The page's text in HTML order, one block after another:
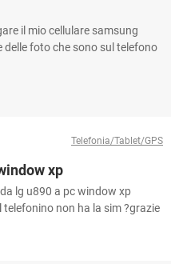
il mio cellulare samsung
foto che sono sul telefono
Telefonia/Tablet/GPS
xp
lg u890 a pc window xp
telefonino non ha la sim ?grazie